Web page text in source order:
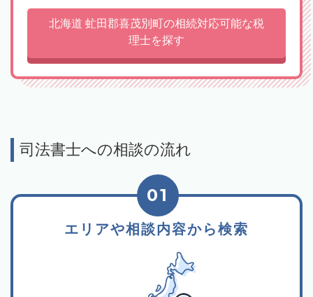
北海道 虻田郡喜茂別町の相続対応可能な税
理士を探す
司法書士への相談の流れ
エリアや相談内容から検索
01